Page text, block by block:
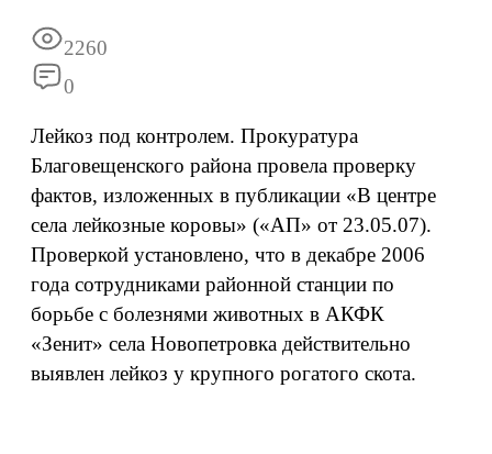
Информация
2260
0
Лейкоз под контролем. Прокуратура
Благовещенского района провела проверку
фактов, изложенных в публикации «В центре
села лейкозные коровы» («АП» от 23.05.07).
Проверкой установлено, что в декабре 2006
года сотрудниками районной станции по
борьбе с болезнями животных в АКФК
«Зенит» села Новопетровка действительно
выявлен лейкоз у крупного рогатого скота.